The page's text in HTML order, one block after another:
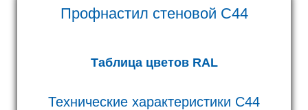
Профнастил стеновой С44
Таблица цветов RAL
Технические характеристики С44